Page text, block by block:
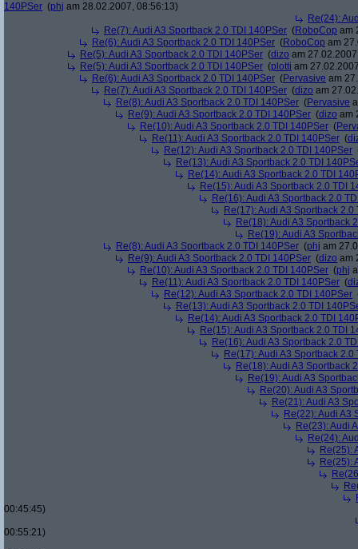
140PSer (phj am 28.02.2007, 08:56:13)
Re(24):
Re(7): Audi A3 Sportback 2.0 TDI 140PSer (RoboCop am
Re(6): Audi A3 Sportback 2.0 TDI 140PSer (RoboCop am
Re(5): Audi A3 Sportback 2.0 TDI 140PSer (dizo am
Re(5): Audi A3 Sportback 2.0 TDI 140PSer (plotti am
Re(6): Audi A3 Sportback 2.0 TDI 140PSer (Pervasive am
Re(7): Audi A3 Sportback 2.0 TDI 140PSer (dizo am
Re(8): Audi A3 Sportback 2.0 TDI 140PSer (Pervasive
Re(9): Audi A3 Sportback 2.0 TDI 140PSer (dizo am
Re(10): Audi A3 Sportback 2.0 TDI 140PSer (
Re(11): Audi A3 Sportback 2.0 TDI 140PSer (
Re(12): Audi A3 Sportback 2.0 TDI 140PSer
Re(13): Audi A3 Sportback 2.0 TDI
Re(14): Audi A3 Sportback 2.0 TDI
Re(15): Audi A3 Sportback 2.0 TDI
Re(16): Audi A3 Sportback 2.0
Re(17): Audi A3 Sportback 2.0
Re(18): Audi A3 Sportback
Re(19): Audi A3
Re(8): Audi A3 Sportback 2.0 TDI 140PSer (phj am
Re(9): Audi A3 Sportback 2.0 TDI 140PSer (dizo am
Re(10): Audi A3 Sportback 2.0 TDI 140PSer (phj
Re(11): Audi A3 Sportback 2.0 TDI 140PSer (
Re(12): Audi A3 Sportback 2.0 TDI 140PSer
Re(13): Audi A3 Sportback 2.0 TDI
Re(14): Audi A3 Sportback 2.0 TDI
Re(15): Audi A3 Sportback 2.0 TDI
Re(16): Audi A3 Sportback 2.0
Re(17): Audi A3 Sportback 2.0
Re(18): Audi A3 Sportback
Re(19): Audi A3
Re(20): Audi A3
Re(21): Audi A3
Re(22): Audi A3
Re(23): Audi
Re(24):
Re(25):
Re(25):
00:45:45)
00:55:21)